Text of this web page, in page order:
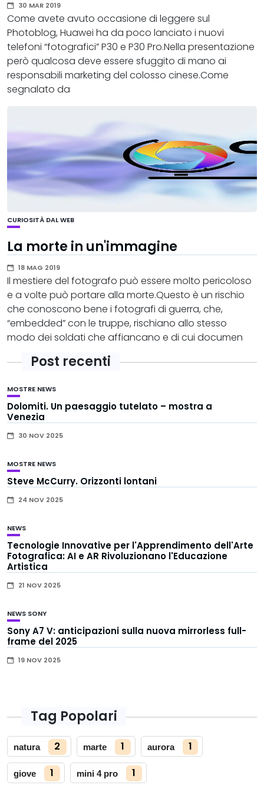
30 MAR 2019
Come avete avuto occasione di leggere sul
Photoblog, Huawei ha da poco lanciato i nuovi
telefoni “fotografici” P30 e P30 Pro.Nella presentazione
però qualcosa deve essere sfuggito di mano ai
responsabili marketing del colosso cinese.Come
segnalato da
CURIOSITÀ DAL WEB
La morte in un'immagine
18 MAG 2019
Il mestiere del fotografo può essere molto pericoloso
e a volte può portare alla morte.Questo è un rischio
che conoscono bene i fotografi di guerra, che,
“embedded” con le truppe, rischiano allo stesso
modo dei soldati che affiancano e di cui documen
Post recenti
MOSTRE NEWS
Dolomiti. Un paesaggio tutelato – mostra a
Venezia
30 NOV 2025
MOSTRE NEWS
Steve McCurry. Orizzonti lontani
24 NOV 2025
NEWS
Tecnologie Innovative per l'Apprendimento dell'Arte
Fotografica: AI e AR Rivoluzionano l'Educazione
Artistica
21 NOV 2025
NEWS SONY
Sony A7 V: anticipazioni sulla nuova mirrorless full-
frame del 2025
19 NOV 2025
Tag Popolari
natura 2 marte 1 aurora 1
giove 1 mini 4 pro 1